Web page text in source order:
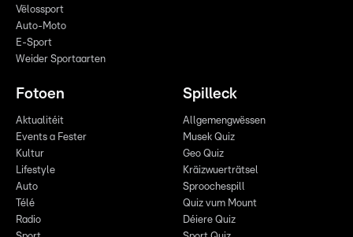
Vëlossport
Auto-Moto
E-Sport
Weider Sportaarten
Fotoen
Aktualitéit
Events a Fester
Kultur
Lifestyle
Auto
Télé
Radio
Spilleck
Allgemengwëssen
Musek Quiz
Geo Quiz
Kräizwuerträtsel
Sproochespill
Quiz vum Mount
Déiere Quiz